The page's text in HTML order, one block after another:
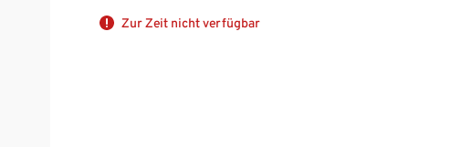
Zur Zeit nicht verfügbar